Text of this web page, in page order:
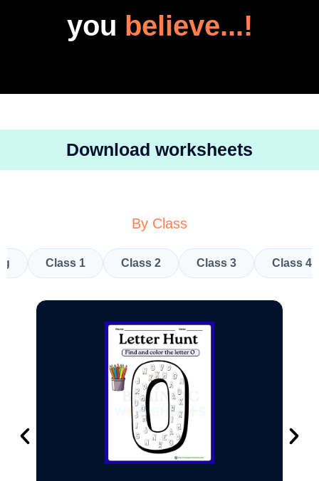
you believe...!
Download worksheets
By Class
Class 1 Class 2 Class 3 Class 4